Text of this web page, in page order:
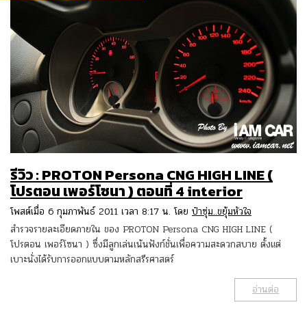
รีวิว : PROTON Persona CNG HIGH LINE (
โปรตอน เพอร์โซนา ) ตอนที่ 4 interior
โพสต์เมื่อ 6 กุมภาพันธ์ 2011 เวลา 8:17 น. โดย ป๋าซุ่ม..ขยุ้มหัวใจ
สำรวจรายละเอียดภายใน ของ PROTON Persona CNG HIGH LINE (
โปรตอน เพอร์โซนา ) ซึ่งมีลูกเล่นเน้นฟังก์ชั่นเพื่อความสะดวกสบาย ตั้งแต่
เบาะนั่งได้รับการออกแบบตามหลักสรีรศาสตร์
อ่านต่อ